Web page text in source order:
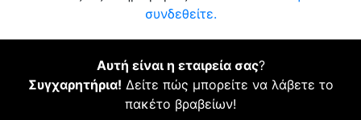
συνδεθείτε.
Αυτή είναι η εταιρεία σας?
Συγχαρητήρια! Δείτε πώς μπορείτε να λάβετε το
πακέτο βραβείων!